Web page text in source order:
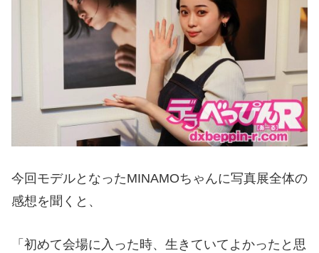
今回モデルとなったMINAMOちゃんに写真展全体の
感想を聞くと、
「初めて会場に入った時、生きていてよかったと思